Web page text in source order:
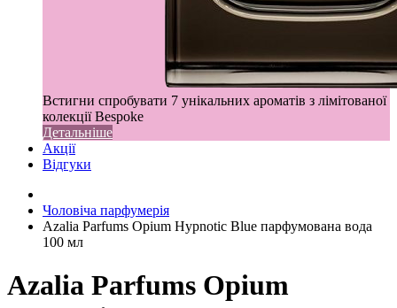
Встигни спробувати 7 унікальних ароматів з лімітованої
колекції Bespoke
Детальніше
Акції
Відгуки
Чоловіча парфумерія
Azalia Parfums Opium Hypnotic Blue парфумована вода
100 мл
Azalia Parfums Opium